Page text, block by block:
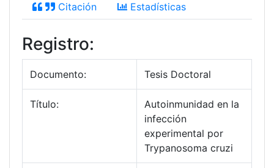
Citación Estadísticas
Registro:
Documento: Tesis Doctoral
Título:
Autoinmunidad en la
infección
experimental por
Trypanosoma cruzi